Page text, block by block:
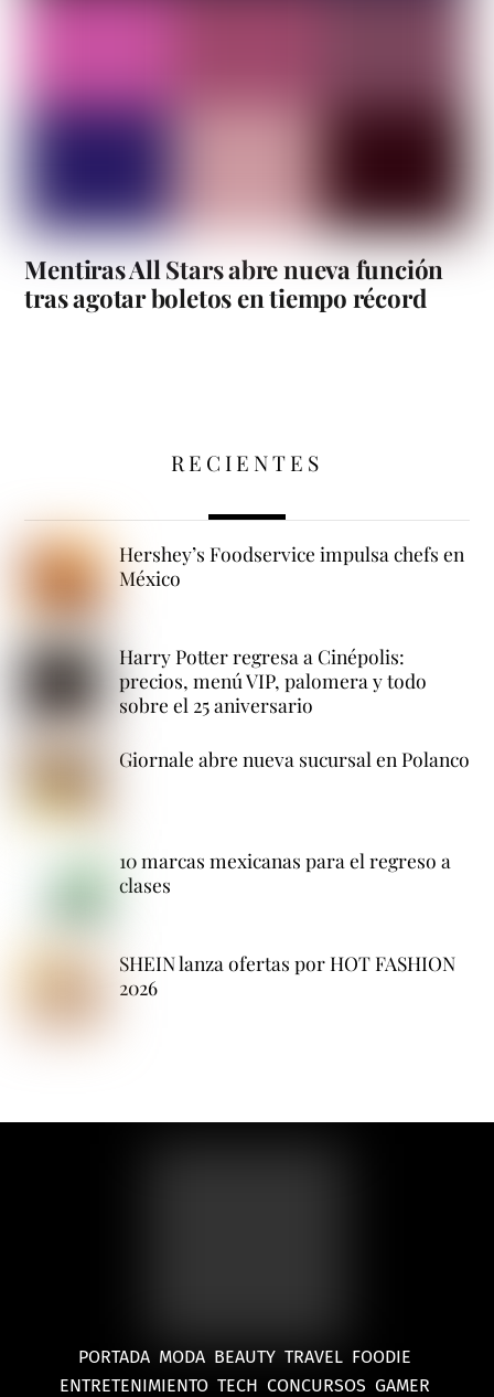
Mentiras All Stars abre nueva función
tras agotar boletos en tiempo récord
RECIENTES
Hershey’s Foodservice impulsa chefs en
México
Harry Potter regresa a Cinépolis:
precios, menú VIP, palomera y todo
sobre el 25 aniversario
Giornale abre nueva sucursal en Polanco
10 marcas mexicanas para el regreso a
clases
SHEIN lanza ofertas por HOT FASHION
2026
PORTADA MODA BEAUTY TRAVEL FOODIE
ENTRETENIMIENTO TECH CONCURSOS GAMER